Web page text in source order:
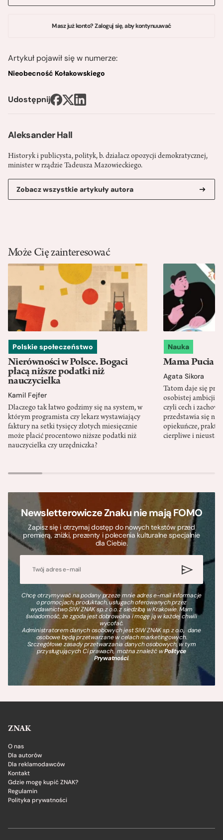
Aleksander Hall
Historyk i publicysta, polityk, b. działacz opozycji demokratycznej,
minister w rządzie Tadeusza Mazowieckiego.
Zobacz wszystkie artykuły autora
Masz już konto? Zaloguj się, aby kontynuuwać
Artykuł pojawił się w numerze:
Nieobecność Kołakowskiego
Udostępnij
Może Cię zainteresować
Polskie społeczeństwo
Nierówności w Polsce. Bogaci
płacą niższe podatki niż
nauczycielka
Kamil Fejfer
Dlaczego tak łatwo godzimy się na system, w
którym programista czy lekarz wystawiający
faktury na setki tysięcy złotych miesięcznie
może płacić procentowo niższe podatki niż
nauczycielka czy urzędniczka?
Nauka
Mama Pucia
Agata Sikora
Tatom daje się
osobistej ambicji,
czyli cech i
przedstawia się
opiekuńcze,
cierpliwe i
Newsletterowicze Znaku nie mają FOMO
Zapisz się i otrzymaj dostęp do nowych tekstów przed
premierą, zniżki, prezenty i polecenia kulturalne specjalnie
dla Ciebie.
Chcę otrzymywać na podany przeze mnie adres e-mail informacje
o promocjach, produktach, usługach oferowanych przez
wydawnictwo SIW ZNAK sp. z o.o. z siedzibą w Krakowie. Mam
świadomość, że zgoda jest dobrowolna i mogę ją w każdej chwili
wycofać.
Administratorem danych osobowych jest SIW ZNAK sp. z o.o., dane
osobowe będą przetwarzane w celach marketingowych.
Szczegółowe zasady przetwarzania danych osobowych, w tym
przysługujących Ci prawach, można znaleźć wPolityce
Prywatności.
ZNAK
O nas
Dla autorów
Dla reklamodawców
Kontakt
Gdzie mogę kupić ZNAK?
Regulamin
Polityka prywatności